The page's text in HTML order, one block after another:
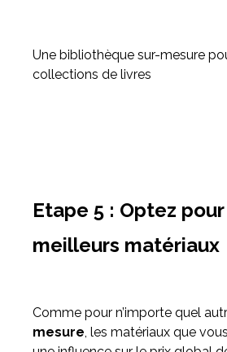
Une bibliothèque sur-mesure
collections de livres
Etape 5 : Optez
meilleurs matériaux
Comme pour n’importe quel
mesure, les matériaux que